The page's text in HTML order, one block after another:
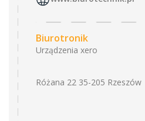
Biurotronik
Urządzenia xero
Różana 22 35-205 Rzeszów